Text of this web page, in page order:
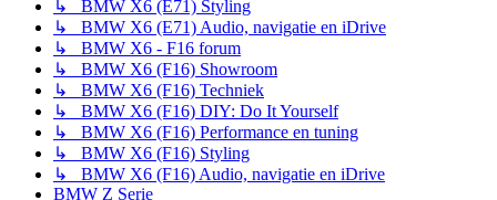
↳ BMW X6 (E71) Styling
↳ BMW X6 (E71) Audio, navigatie en iDrive
↳ BMW X6 - F16 forum
↳ BMW X6 (F16) Showroom
↳ BMW X6 (F16) Techniek
↳ BMW X6 (F16) DIY: Do It Yourself
↳ BMW X6 (F16) Performance en tuning
↳ BMW X6 (F16) Styling
↳ BMW X6 (F16) Audio, navigatie en iDrive
BMW Z Serie